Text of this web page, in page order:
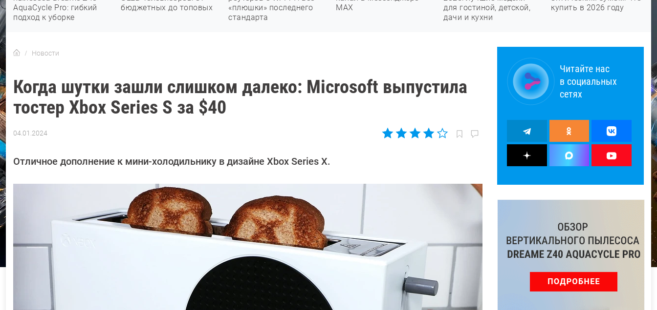
AquaCycle Pro: гибкий
подход к уборке
бюджетных до топовых
«плюшки» последнего
стандарта
МАХ
для гостиной, детской,
дачи и кухни
купить в 2026 году
Новости
Когда шутки зашли слишком далеко: Microsoft выпустила
тостер Xbox Series S за $40
04.01.2024
Довлатова
Отличное дополнение к мини-холодильнику в дизайне Xbox Series X.
Читайте нас
в социальных
сетях